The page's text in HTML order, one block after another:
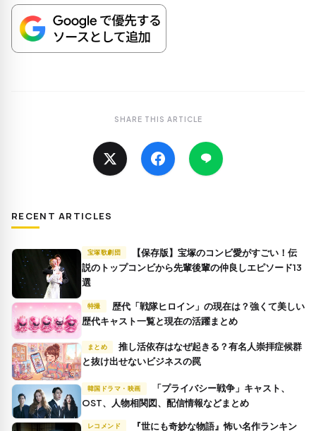
SHARE THIS ARTICLE
RECENT ARTICLES
宝塚歌劇団
説のトップコンビから先輩後輩の仲良しエピソード13
選
特撮
歴代キャスト一覧と現在の活躍まとめ
まとめ
推し活依存はなぜ起きる？有名人崇拝症候群
と抜け出せないビジネスの罠
韓国ドラマ・映画
OST、人物相関図、配信情報などまとめ
レコメンド